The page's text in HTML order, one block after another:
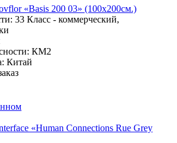
«Basis 200 03» (100х200см.)
33 Класс - коммерческий,
КМ2
Китай